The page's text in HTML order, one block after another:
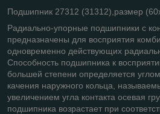
Подшипник 27312 (31312),размер
Радиально-упорные подшипники с
предназначены для восприятия
одновременно действующих
Способность подшипника к
большей степени определяется
качения наружного кольца,
увеличением угла контакта осевая
подшипника возрастает при